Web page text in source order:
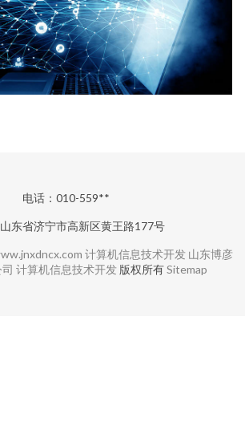
电话：010-559**
东省济宁市高新区黄王路177号
计算机信息技术开发 山东博彦
计算机信息技术开发 版权所有Sitemap